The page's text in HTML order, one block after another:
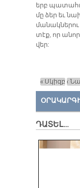
երբ
մը ձեր եւ
մա­նակ­նե­րու
տէք, որ
վեր:
Էջեր
« Սկիզբ‹
ԴԱՏԵԼ…